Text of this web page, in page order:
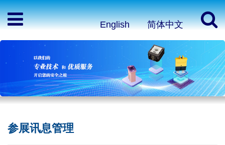
简体中文
English
参展讯息管理